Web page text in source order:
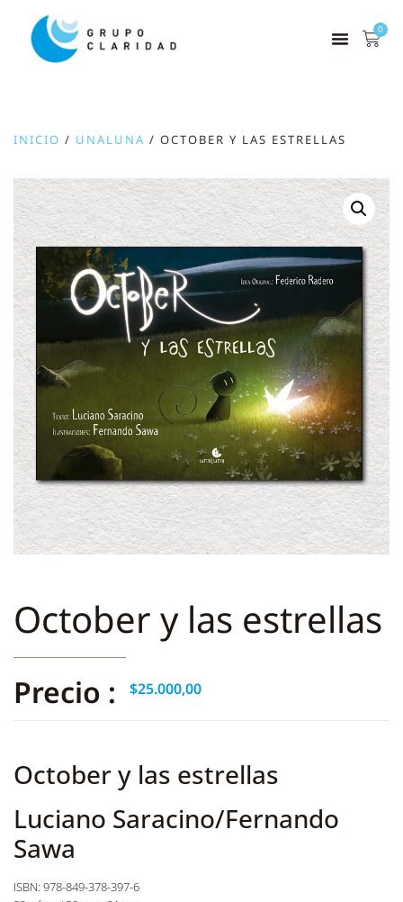
0
INICIO / UNALUNA / OCTOBER Y LAS ESTRELLAS
October y las estrellas
Precio : $25.000,00
October y las estrellas
Luciano Saracino/Fernando
Sawa
ISBN: 978-849-378-397-6